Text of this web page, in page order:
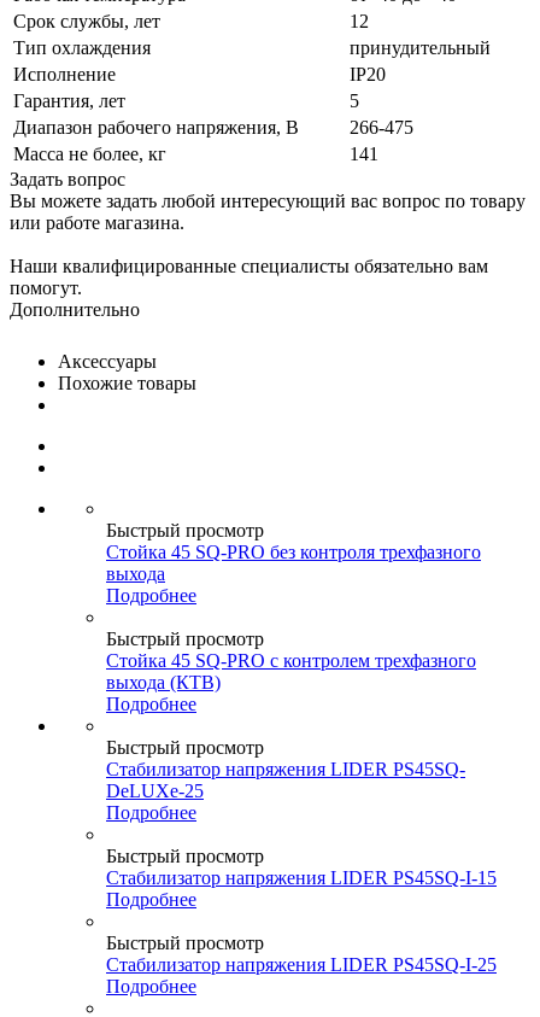
Срок службы, лет
12
Тип охлаждения
принудительный
Исполнение
IP20
Гарантия, лет
5
Диапазон рабочего напряжения, В
266-475
Масса не более, кг
141
Задать вопрос
Вы можете задать любой интересующий вас вопрос по товару
или работе магазина.
Наши квалифицированные специалисты обязательно вам
помогут.
Дополнительно
Аксессуары
Похожие товары
Быстрый просмотр
Стойка 45 SQ-PRO без контроля трехфазного
выхода
Подробнее
Быстрый просмотр
Стойка 45 SQ-PRO с контролем трехфазного
выхода (КТВ)
Подробнее
Быстрый просмотр
Стабилизатор напряжения LIDER PS45SQ-
DeLUXe-25
Подробнее
Быстрый просмотр
Стабилизатор напряжения LIDER PS45SQ-I-15
Подробнее
Быстрый просмотр
Стабилизатор напряжения LIDER PS45SQ-I-25
Подробнее